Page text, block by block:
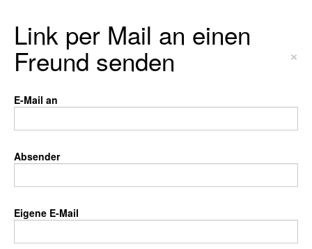
Link per Mail an einen
Freund senden ×
E-Mail an
Absender
Eigene E-Mail